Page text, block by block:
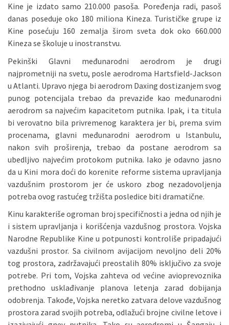
Kine je izdato samo 210.000 pasoša. Poređenja radi, pasoš
danas poseduje oko 180 miliona Kineza. Turističke grupe iz
Kine posećuju 160 zemalja širom sveta dok oko 660.000
Kineza se školuje u inostranstvu.
Pekinški Glavni međunarodni aerodrom je drugi
najprometniji na svetu, posle aerodroma Hartsfield-Jackson
u Atlanti. Upravo njega bi aerodrom Daxing dostizanjem svog
punog potencijala trebao da prevaziđe kao međunarodni
aerodrom sa najvećim kapacitetom putnika. Ipak, i ta titula
bi verovatno bila privremenog karaktera jer bi, prema svim
procenama, glavni međunarodni aerodrom u Istanbulu,
nakon svih proširenja, trebao da postane aerodrom sa
ubedljivo najvećim protokom putnika. Iako je odavno jasno
da u Kini mora doći do korenite reforme sistema upravljanja
vazdušnim prostorom jer će uskoro zbog nezadovoljenja
potreba ovog rastućeg tržišta posledice biti dramatične.
Kinu karakteriše ogroman broj specifičnosti a jedna od njih je
i sistem upravljanja i korišćenja vazdušnog prostora. Vojska
Narodne Republike Kine u potpunosti kontroliše pripadajući
vazdušni prostor. Sa civilnom avijacijom nevoljno deli 20%
tog prostora, zadržavajući preostalih 80% isključivo za svoje
potrebe. Pri tom, Vojska zahteva od većine avioprevoznika
prethodno usklađivanje planova letenja zarad dobijanja
odobrenja. Takođe, Vojska neretko zatvara delove vazdušnog
prostora zarad svojih potreba, odlažući brojne civilne letove i